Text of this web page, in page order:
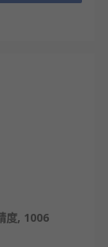
度, 1006